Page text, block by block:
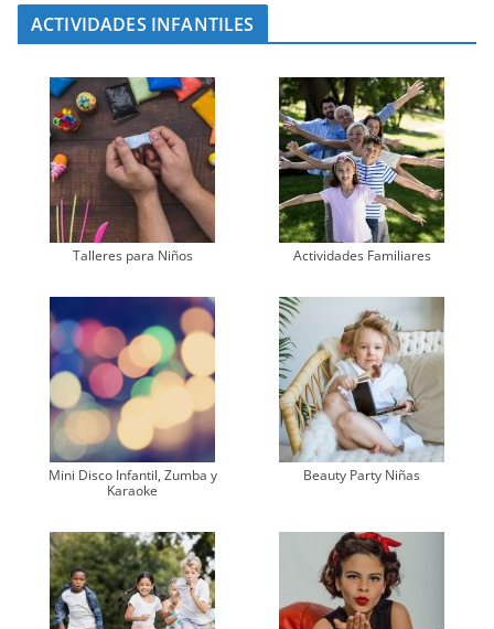
ACTIVIDADES INFANTILES
Talleres para Niños Actividades Familiares
Mini Disco Infantil, Zumba y
Karaoke
Beauty Party Niñas